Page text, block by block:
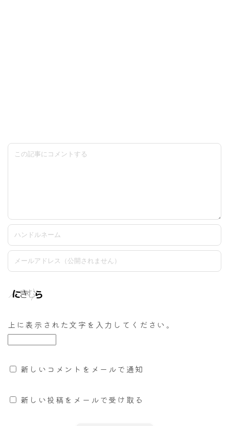
上に表示された文字を入力してください。
新しいコメントをメールで通知
新しい投稿をメールで受け取る